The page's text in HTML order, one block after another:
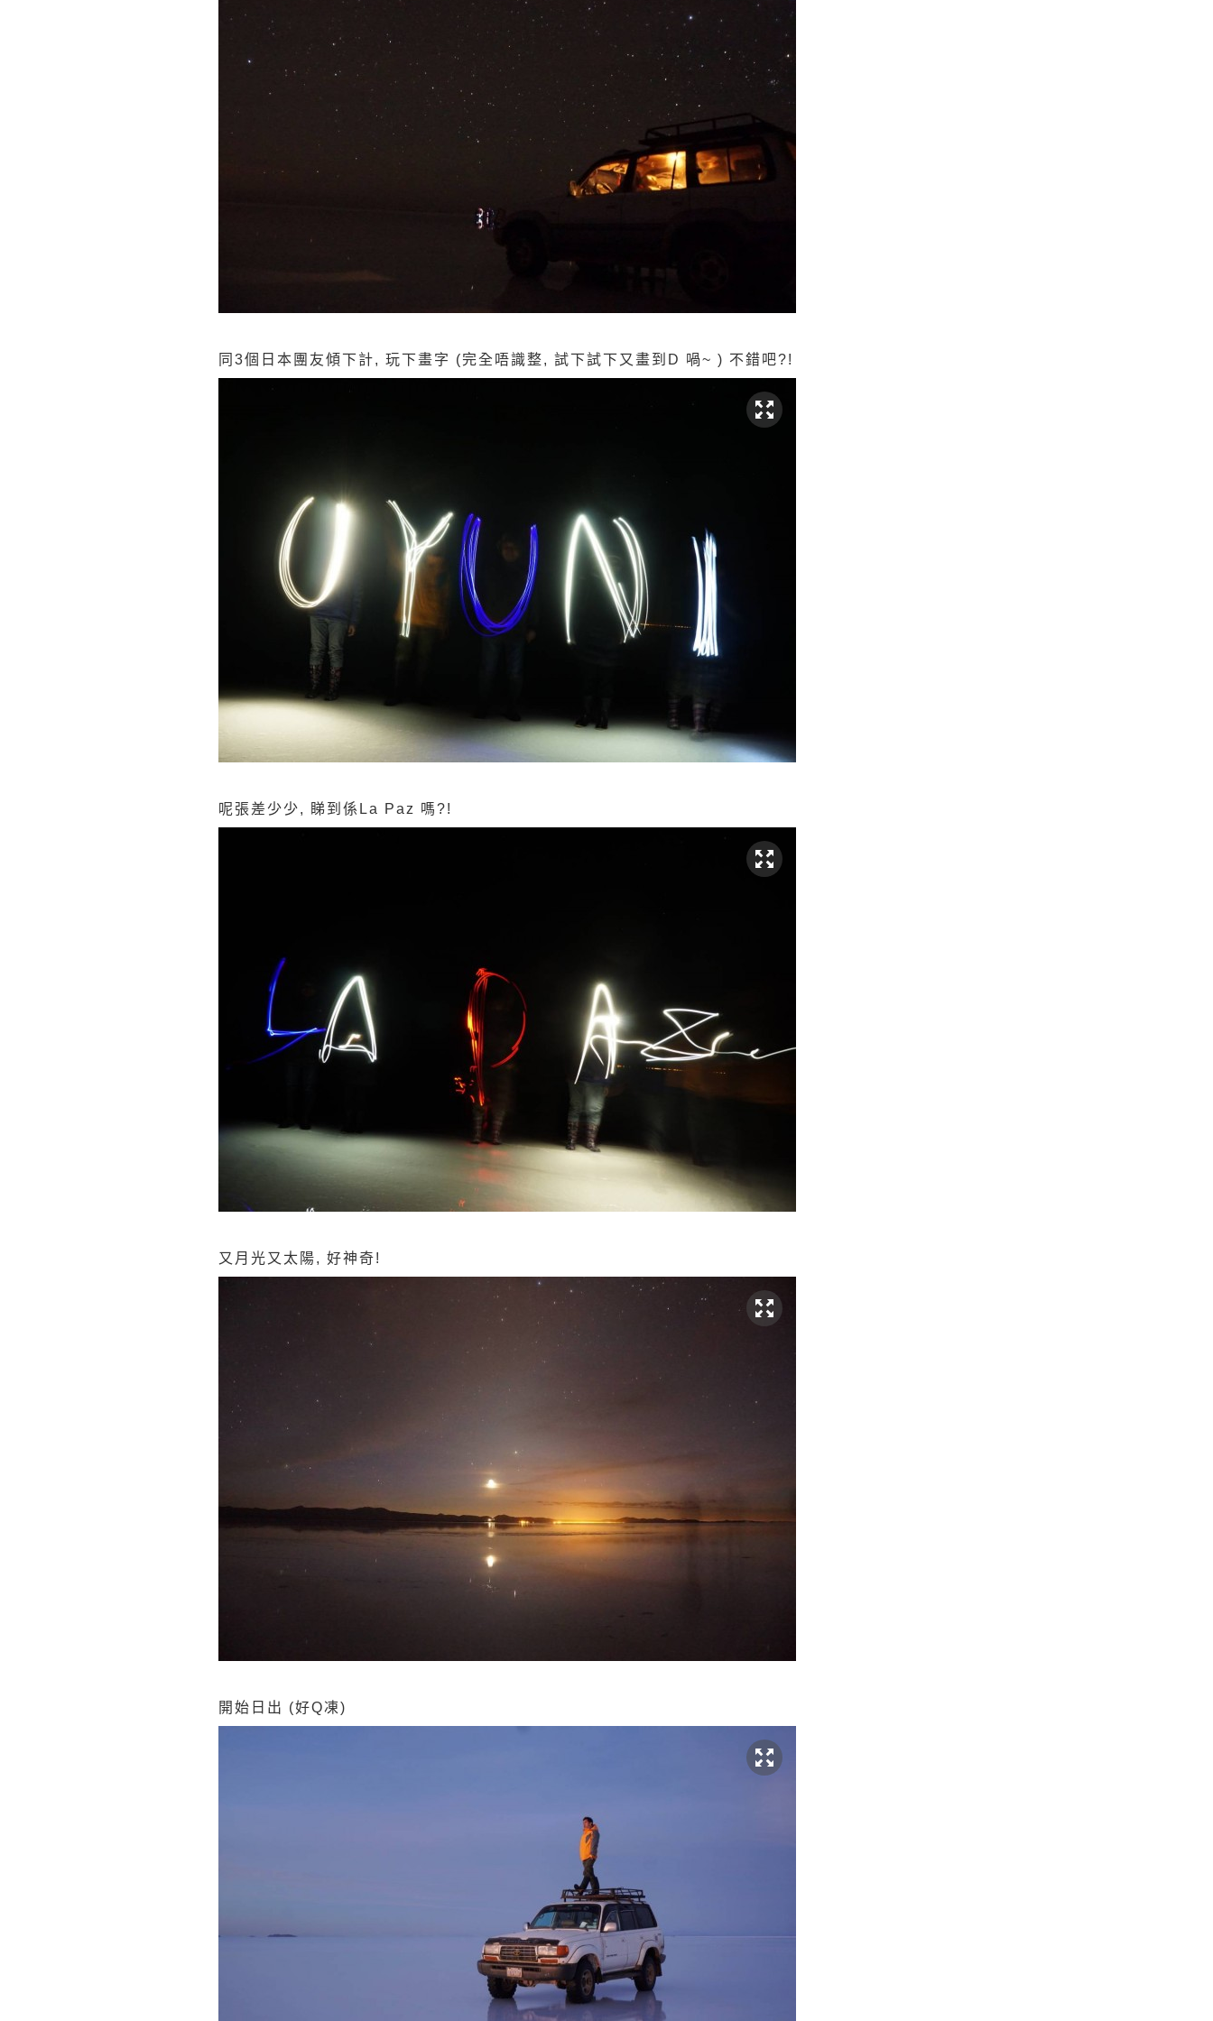
同3個日本團友傾下計, 玩下畫字 (完全唔識整, 試下試下又畫到D 喎~ ) 不錯吧?!
呢張差少少, 睇到係La Paz 嗎?!
又月光又太陽, 好神奇!
開始日出 (好Q凍)